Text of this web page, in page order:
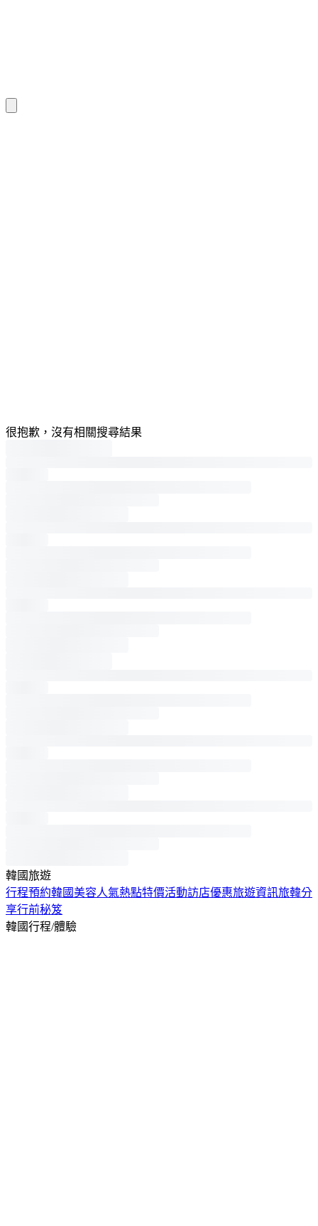
很抱歉，沒有相關搜尋結果
韓國旅遊
行程預約韓國美容人氣熱點特價活動訪店優惠旅遊資訊旅韓分
享行前秘笈
韓國行程/體驗